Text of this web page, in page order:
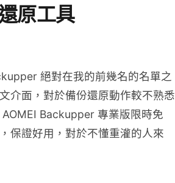
原工具
絕對在我的前幾名的名單之
介面，對於備份還原動作較不熟悉
Backupper 專業版限時免
保證好用，對於不懂重灌的人來